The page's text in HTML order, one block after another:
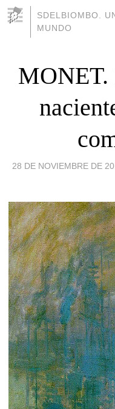
SDELBIOMBO.
MUNDO
MONET.
28 DE NOVIEMBRE DE